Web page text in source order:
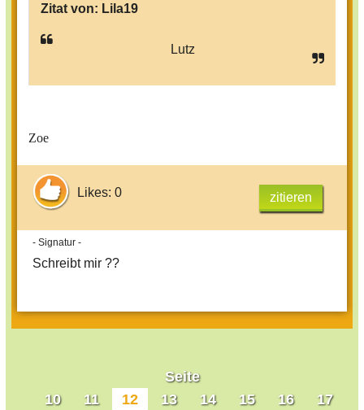
Zitat von: Lila19
Lutz
Zoe
Likes: 0 zitieren
- Signatur -
Schreibt mir ??
Seite
10
11 12 13 14 15 16
17